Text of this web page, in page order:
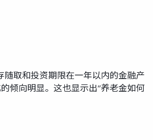
取和投资期限在一年以内的金融产
倾向明显。这也显示出“养老金如何